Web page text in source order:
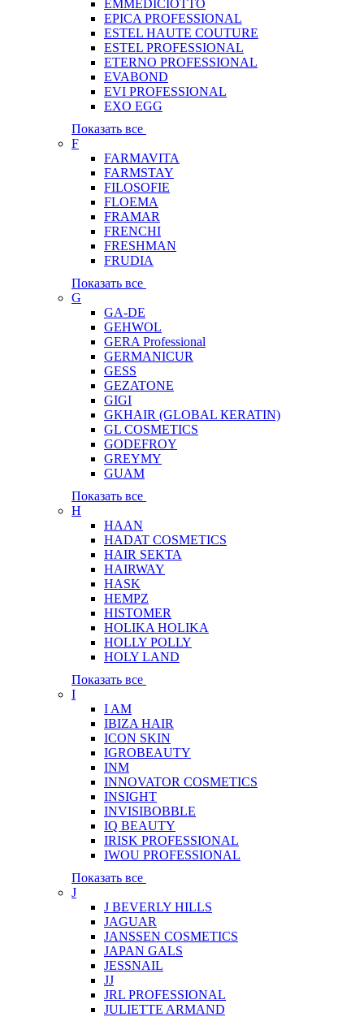
EMMEDICIOTTO
EPICA PROFESSIONAL
ESTEL HAUTE COUTURE
ESTEL PROFESSIONAL
ETERNO PROFESSIONAL
EVABOND
EVI PROFESSIONAL
EXO EGG
Показать все
F
FARMAVITA
FARMSTAY
FILOSOFIE
FLOEMA
FRAMAR
FRENCHI
FRESHMAN
FRUDIA
Показать все
G
GA-DE
GEHWOL
GERA Professional
GERMANICUR
GESS
GEZATONE
GIGI
GKHAIR (GLOBAL КЕRATIN)
GL COSMETICS
GODEFROY
GREYMY
GUAM
Показать все
H
HAAN
HADAT COSMETICS
HAIR SEKTA
HAIRWAY
HASK
HEMPZ
HISTOMER
HOLIKA HOLIKA
HOLLY POLLY
HOLY LAND
Показать все
I
I AM
IBIZA HAIR
ICON SKIN
IGROBEAUTY
INM
INNOVATOR COSMETICS
INSIGHT
INVISIBOBBLE
IQ BEAUTY
IRISK PROFESSIONAL
IWOU PROFESSIONAL
Показать все
J
J BEVERLY HILLS
JAGUAR
JANSSEN COSMETICS
JAPAN GALS
JESSNAIL
JJ
JRL PROFESSIONAL
JULIETTE ARMAND